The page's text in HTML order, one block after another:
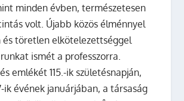
minden évben, természetesen
volt. Újabb közös élménnyel
és töretlen elkötelezettséggel
ismét a professzorra.
emlékét 115.-ik születésnapján,
évének januárjában, a társaság